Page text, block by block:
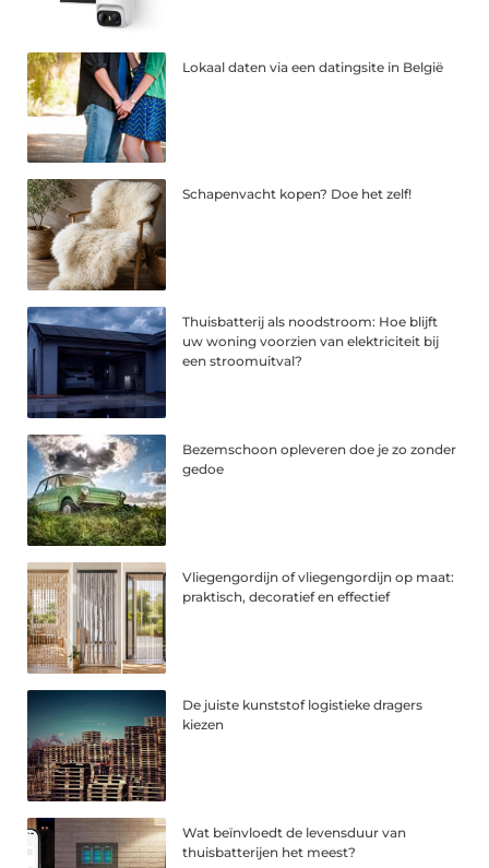
Lokaal daten via een datingsite in België
Schapenvacht kopen? Doe het zelf!
Thuisbatterij als noodstroom: Hoe blijft
uw woning voorzien van elektriciteit bij
een stroomuitval?
Bezemschoon opleveren doe je zo zonder
gedoe
Vliegengordijn of vliegengordijn op maat:
praktisch, decoratief en effectief
De juiste kunststof logistieke dragers
kiezen
Wat beïnvloedt de levensduur van
thuisbatterijen het meest?